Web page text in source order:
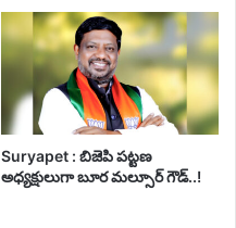
Suryapet : బిజెపి పట్టణ
అధ్యక్షులుగా బూర మల్సూర్ గౌడ్..!